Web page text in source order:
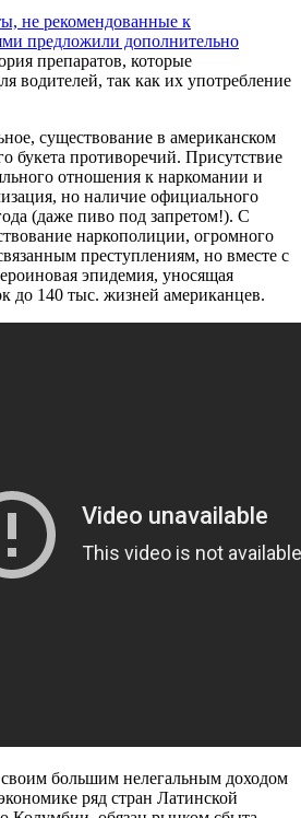
не рекомендованные к
предложили дополнительно
препаратов, которые
водителей, так как их употребление
существование в американском
букета противоречий. Присутствие
отношения к наркомании и
но наличие официального
(даже пиво под запретом!). С
наркополиции, огромного
преступлениям, но вместе с
эпидемия, уносящая
до 140 тыс. жизней американцев.
своим большим нелегальным доходом
ряд стран Латинской